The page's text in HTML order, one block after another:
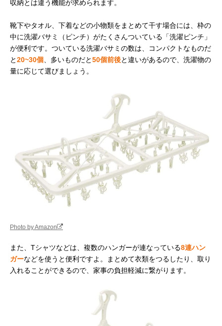
収納とは違う機能が求められます。
靴下やタオル、下着などの小物類をまとめて干す場合には、枠の
中に洗濯バサミ（ピンチ）がたくさんついている「洗濯ピンチ」
が便利です。ついている洗濯バサミの数は、コンパクトなものだ
と20~30個 、多いものだと50個前後と違いがあるので、洗濯物の
量に応じて選びましょう。
Photo by Amazon
また、Tシャツなどは、複数のハンガーが連なっている8連ハン
ガーなどを使うと便利ですよ。まとめて衣類をつるしたり、取り
入れることができるので、家事の負担軽減に繋がります。